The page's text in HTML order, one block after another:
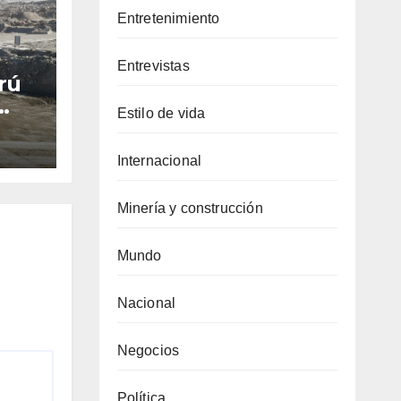
Entretenimiento
Entrevistas
Estilo de vida
Internacional
Minería y construcción
Mundo
Nacional
Negocios
Política